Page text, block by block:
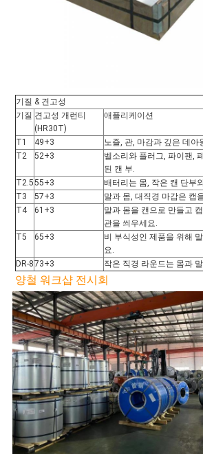
정
책
기질 & 견고성
기질 견고성 개런티
(HR30T)
애플리케이션
T1 49+3
노즐, 관, 마감과 깊은 데아
T2
52+3
벨소리와 플러그, 파이팬,
된 캔 부.
T2.555+3
배터리는 몸, 작은 캔 단부
T3
57+3
말과 몸, 대직경 마감은 캡
T4
61+3
말과 몸을 캔으로 만들고
관을 씌우세요.
T5
65+3
비 부식성인 제품을 위해
요.
DR-873+3 작은 직경 라운드는 몸과
양철 워크샵 전시회